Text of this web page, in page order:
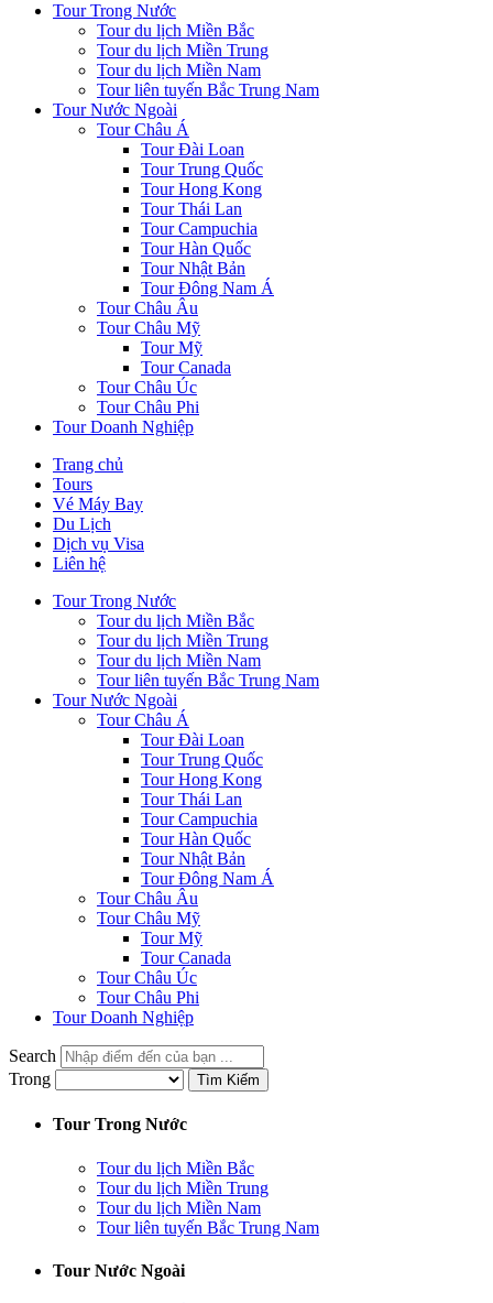
Tour Trong Nước
Tour du lịch Miền Bắc
Tour du lịch Miền Trung
Tour du lịch Miền Nam
Tour liên tuyến Bắc Trung Nam
Tour Nước Ngoài
Tour Châu Á
Tour Đài Loan
Tour Trung Quốc
Tour Hong Kong
Tour Thái Lan
Tour Campuchia
Tour Hàn Quốc
Tour Nhật Bản
Tour Đông Nam Á
Tour Châu Âu
Tour Châu Mỹ
Tour Mỹ
Tour Canada
Tour Châu Úc
Tour Châu Phi
Tour Doanh Nghiệp
Trang chủ
Tours
Vé Máy Bay
Du Lịch
Dịch vụ Visa
Liên hệ
Tour Trong Nước
Tour du lịch Miền Bắc
Tour du lịch Miền Trung
Tour du lịch Miền Nam
Tour liên tuyến Bắc Trung Nam
Tour Nước Ngoài
Tour Châu Á
Tour Đài Loan
Tour Trung Quốc
Tour Hong Kong
Tour Thái Lan
Tour Campuchia
Tour Hàn Quốc
Tour Nhật Bản
Tour Đông Nam Á
Tour Châu Âu
Tour Châu Mỹ
Tour Mỹ
Tour Canada
Tour Châu Úc
Tour Châu Phi
Tour Doanh Nghiệp
Search
Trong
Tìm Kiếm
Tour Trong Nước
Tour du lịch Miền Bắc
Tour du lịch Miền Trung
Tour du lịch Miền Nam
Tour liên tuyến Bắc Trung Nam
Tour Nước Ngoài